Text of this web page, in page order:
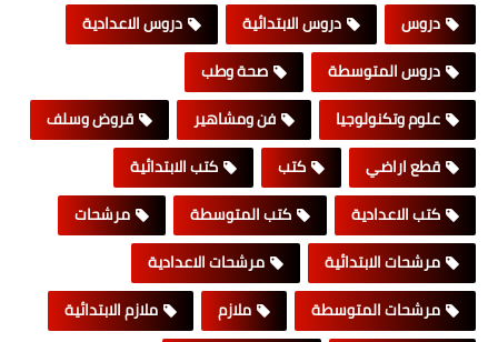
دروس
دروس الابتدائية
دروس الاعدادية
دروس المتوسطة
صحة وطب
علوم وتكنولوجيا
فن ومشاهير
قروض وسلف
قطع اراضي
كتب
كتب الابتدائية
كتب الاعدادية
كتب المتوسطة
مرشحات
مرشحات الابتدائية
مرشحات الاعدادية
مرشحات المتوسطة
ملازم
ملازم الابتدائية